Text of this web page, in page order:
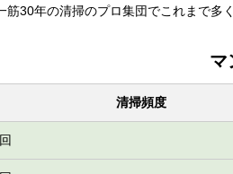
筋30年の清掃のプロ集団でこれまで多
マ
清掃頻度